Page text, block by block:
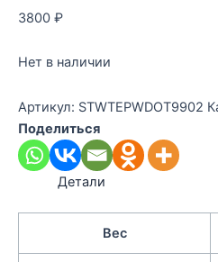
3800 ₽
Нет в наличии
Артикул: STWTEPWDOT9902
Поделиться
Детали
Вес